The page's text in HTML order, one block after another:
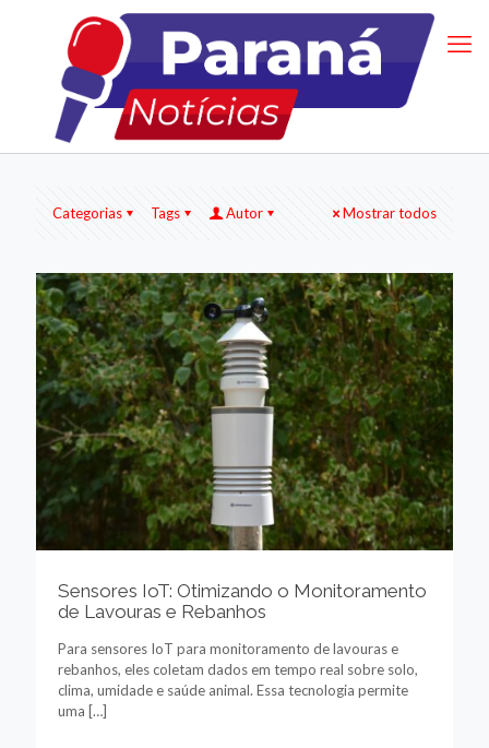
Categorias Tags Autor Mostrar todos
Sensores IoT: Otimizando o Monitoramento
de Lavouras e Rebanhos
Para sensores IoT para monitoramento de lavouras e
rebanhos, eles coletam dados em tempo real sobre solo,
clima, umidade e saúde animal. Essa tecnologia permite
uma […]